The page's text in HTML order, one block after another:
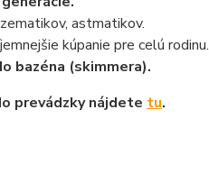
astmatikov.
kúpanie pre celú rodinu.
bazéna (skimmera).
prevádzky nájdete tu.